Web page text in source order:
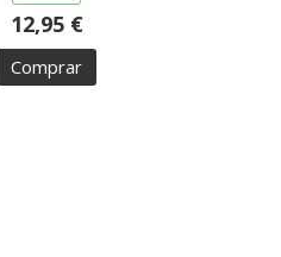
12,95 €
Comprar